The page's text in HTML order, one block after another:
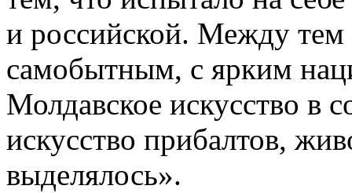
и российской. Между тем
самобытным, с ярким
Молдавское искусство в
искусство прибалтов,
выделялось».